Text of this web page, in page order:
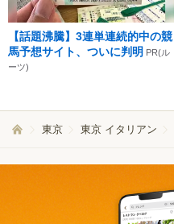
【話題沸騰】3連単連続的中の競
馬予想サイト、ついに判明 PR(ル
ーツ)
東京 東京 イタリアン